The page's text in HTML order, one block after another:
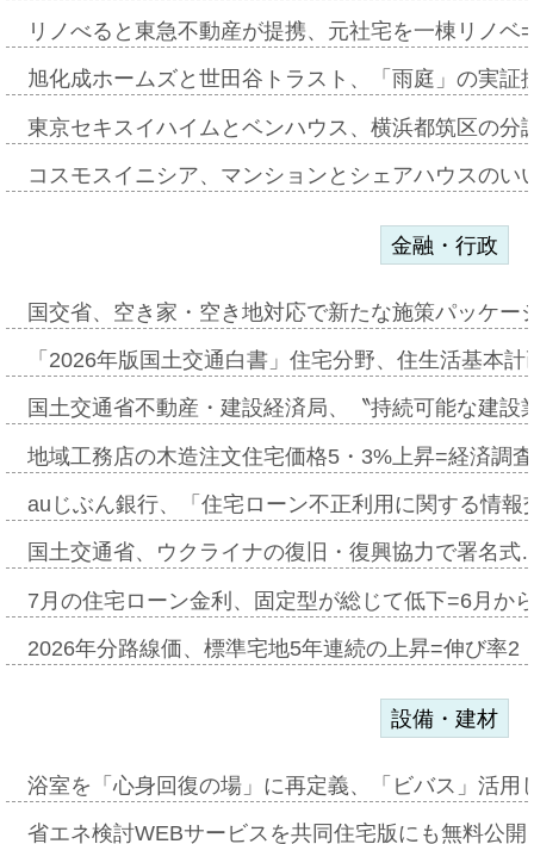
リノべると東急不動産が提携、元社宅を一棟リノ
旭化成ホームズと世田谷トラスト、「雨庭」の実
東京セキスイハイムとベンハウス、横浜都筑区の
コスモスイニシア、マンションとシェアハウスの
金融・行政
国交省、空き家・空き地対応で新たな施策パッケ
「2026年版国土交通白書」住宅分野、住生活基本
国土交通省不動産・建設経済局、〝持続可能な建
地域工務店の木造注文住宅価格5・3%上昇=経済調
auじぶん銀行、「住宅ローン不正利用に関する情
国土交通省、ウクライナの復旧・復興協力で署名
7月の住宅ローン金利、固定型が総じて低下=6月か
2026年分路線価、標準宅地5年連続の上昇=伸び率
設備・建材
浴室を「心身回復の場」に再定義、「ビバス」活
省エネ検討WEBサービスを共同住宅版にも無料公